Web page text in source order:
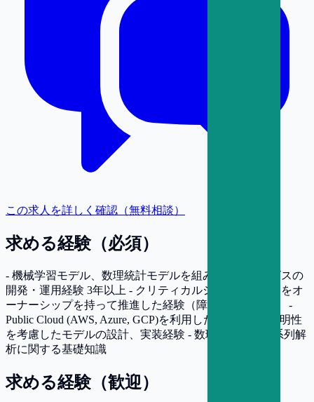
この求人を詳しく確認（無料相談）
求める経験（必須）
- 機械学習モデル、数理統計モデルを組み込んだサービスの
開発・運用経験 3年以上 - クリティカルシステムの運用をオ
ーナーシップを持って推進した経験（障害対応を含む） -
Public Cloud (AWS, Azure, GCP)を利用した開発経験 - 説明性
を考慮したモデルの設計、実装経験 - 数理最適化、時系列解
析に関する基礎知識
求める経験（歓迎）